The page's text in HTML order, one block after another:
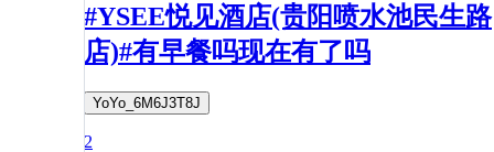
#YSEE悦见酒店(贵阳喷水池民生路
店)#有早餐吗现在有了吗
YoYo_6M6J3T8J
2